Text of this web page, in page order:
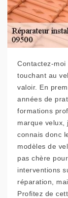
Contactez-
touchant au
valoir. En
années de
formations
marque velux,
connais donc
modèles de
pas chère
interventions
réparation,
Profitez de